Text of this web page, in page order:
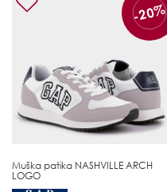
-20%
Muška patika NASHVILLE ARCH
LOGO